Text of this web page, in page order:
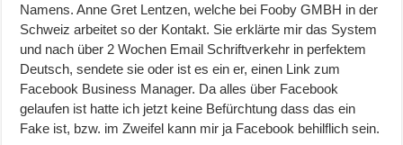
Namens. Anne Gret Lentzen, welche bei Fooby GMBH in der
Schweiz arbeitet so der Kontakt. Sie erklärte mir das System
und nach über 2 Wochen Email Schriftverkehr in perfektem
Deutsch, sendete sie oder ist es ein er, einen Link zum
Facebook Business Manager. Da alles über Facebook
gelaufen ist hatte ich jetzt keine Befürchtung dass das ein
Fake ist, bzw. im Zweifel kann mir ja Facebook behilflich sein.